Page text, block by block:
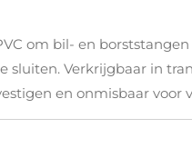
om bil- en
sluiten. Verkrijgbaar in
en onmisbaar voor